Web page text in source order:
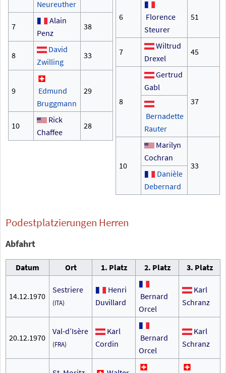
Neureuther
7
Alain
Penz
38
8
David
Zwilling
33
9
Edmund
Bruggmann
29
10
Rick
Chaffee
28
6
Florence
Steurer
51
7
Wiltrud
Drexel
45
8
Gertrud
Gabl
37
Bernadette
Rauter
10
Marilyn
Cochran
33
Danièle
Debernard
Podestplatzierungen Herren
Abfahrt
Datum Ort 1. Platz 2. Platz 3. Platz
14.12.1970
Sestriere
(ITA)
Henri
Duvillard
Bernard
Orcel
Karl
Schranz
20.12.1970
Val-d’Isère
(FRA)
Karl
Cordin
Bernard
Orcel
Karl
Schranz